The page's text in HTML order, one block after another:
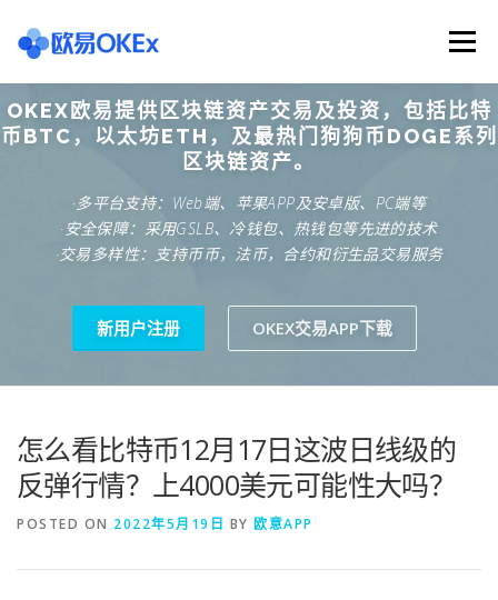
content
Menu
欧意交易所 关于欧意OKX 欧意APP下载
欧意注册网址 欧意交易下载 欧意团队
OKEX欧易提供区块链资产交易及投资，包括比特
币BTC，以太坊ETH，及最热门狗狗币DOGE系列
区块链资产。
·多平台支持：Web端、苹果APP及安卓版、PC端等
·安全保障：采用GSLB、冷钱包、热钱包等先进的技术
·交易多样性：支持币币，法币，合约和衍生品交易服务
新用户注册 OKEX交易APP下载
怎么看比特币12月17日这波日线级的
反弹行情？上4000美元可能性大吗？
POSTED ON 2022年5月19日 BY 欧意APP